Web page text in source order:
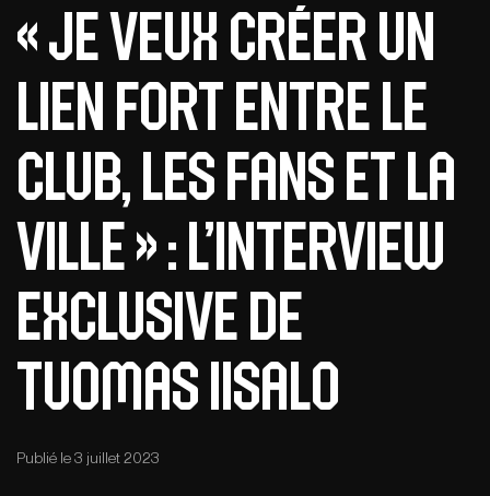
« Je veux créer un
lien fort entre le
club, les fans et la
ville » : l’interview
exclusive de
Tuomas Iisalo
Publié le 3 juillet 2023